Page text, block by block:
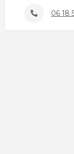
06 18